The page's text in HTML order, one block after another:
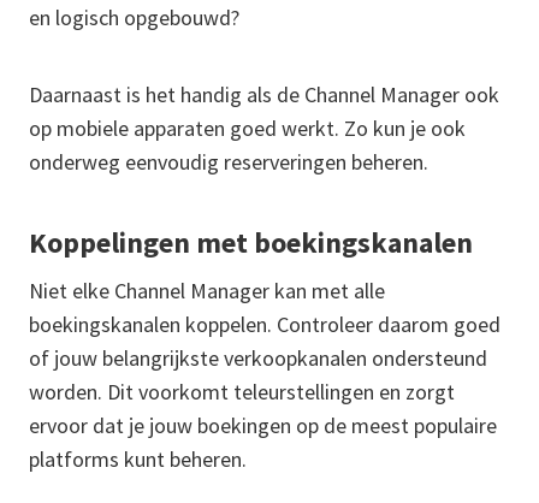
en logisch opgebouwd?
Daarnaast is het handig als de Channel Manager ook
op mobiele apparaten goed werkt. Zo kun je ook
onderweg eenvoudig reserveringen beheren.
Koppelingen met boekingskanalen
Niet elke Channel Manager kan met alle
boekingskanalen koppelen. Controleer daarom goed
of jouw belangrijkste verkoopkanalen ondersteund
worden. Dit voorkomt teleurstellingen en zorgt
ervoor dat je jouw boekingen op de meest populaire
platforms kunt beheren.